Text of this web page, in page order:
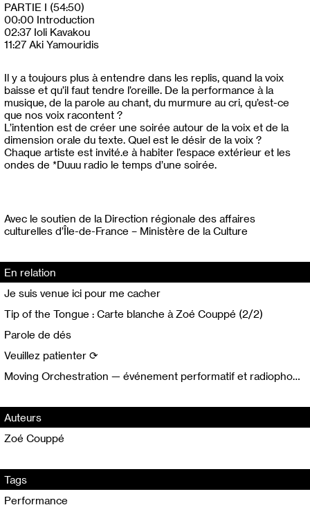
PARTIE I (54:50)
00:00 Introduction
02:37 Ioli Kavakou
11:27 Aki Yamouridis
Il y a toujours plus à entendre dans les replis, quand la voix
baisse et qu’il faut tendre l’oreille. De la performance à la
musique, de la parole au chant, du murmure au cri, qu’est-ce
que nos voix racontent ?
L’intention est de créer une soirée autour de la voix et de la
dimension orale du texte. Quel est le désir de la voix ?
Chaque artiste est invité.e à habiter l’espace extérieur et les
ondes de *Duuu radio le temps d’une soirée.
Avec le soutien de la Direction régionale des affaires
culturelles d’Île-de-France – Ministère de la Culture
En relation
Je suis venue ici pour me cacher
Tip of the Tongue : Carte blanche à Zoé Couppé (2/2)
Parole de dés
Veuillez patienter ⟳
Moving Orchestration — événement performatif et radiophonique (1/3) Discussion radiophonique
Auteurs
Zoé Couppé
Tags
Performance